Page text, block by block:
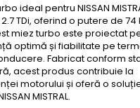
ideal pentru NISSAN
TDi, oferind o putere de 74
miez turbo este proiectat
optimă și fiabilitate pe
Fabricat conform
acest produs contribuie la
motorului și oferă o
MISTRAL.